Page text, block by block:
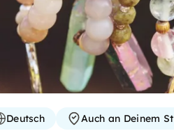
Deutsch Auch an Deinem